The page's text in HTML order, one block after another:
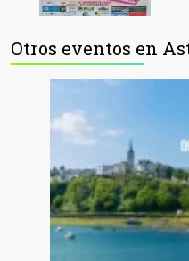
Otros eventos en